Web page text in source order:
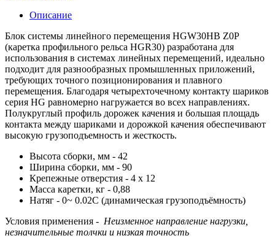
Описание
Блок системы линейного перемещения HGW30HB Z0P
(каретка профильного рельса HGR30) разработана для
использования в системах линейных перемещений, идеально
подходит для разнообразных промышленных приложений,
требующих точного позиционирования и плавного
перемещения. Благодаря четырехточечному контакту шариков
серия HG равномерно нагружается во всех направлениях.
Полукруглый профиль дорожек качения и большая площадь
контакта между шариками и дорожкой качения обеспечивают
высокую грузоподъемность и жесткость.
Высота сборки, мм - 42
Ширина сборки, мм - 90
Крепежные отверстия - 4 х 12
Масса каретки, кг - 0,88
Натяг - 0~ 0.02C (динамическая грузоподъёмность)
Условия применения - Неизменное направление нагрузки,
незначительные толчки и низкая точность